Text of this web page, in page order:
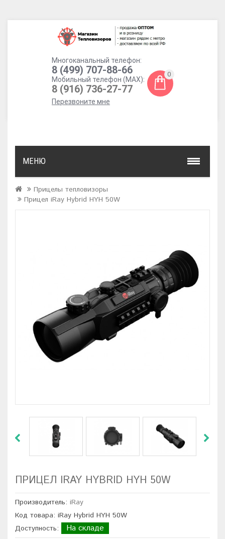
Многоканальный телефон:
8 (499) 707-88-66
Мобильный телефон (MAX):
8 (916) 736-27-77
Перезвоните мне
0
МЕНЮ
Прицелы тепловизоры
Прицел iRay Hybrid HYH 50W
ПРИЦЕЛ IRAY HYBRID HYH 50W
Производитель: iRay
Код товара: iRay Hybrid HYH 50W
Доступность:
На складе